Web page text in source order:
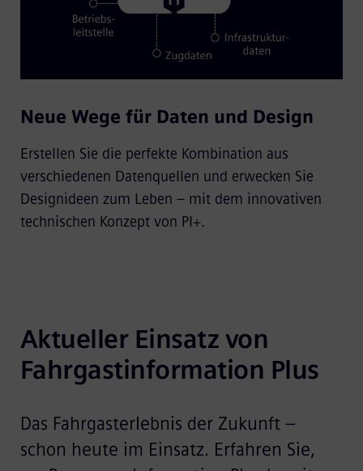
Neue Wege für Daten und Design
Erstellen Sie die perfekte Kombination aus
verschiedenen Datenquellen und erwecken Sie
Designideen zum Leben – mit dem innovativen
technischen Konzept von PI+.
Aktueller Einsatz von
Fahrgastinformation Plus
Das Fahrgasterlebnis der Zukunft –
schon heute im Einsatz. Erfahren Sie,